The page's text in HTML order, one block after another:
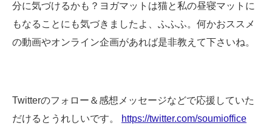
分に気づけるかも？ヨガマットは猫と私の昼寝マットに
もなることにも気づきましたよ、ふふふ。何かおススメ
の動画やオンライン企画があれば是非教えて下さいね。
Twitterのフォロー＆感想メッセージなどで応援していた
だけるとうれしいです。
https://twitter.com/soumioffice